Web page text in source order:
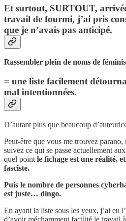
Et surtout, SURTOUT,
travail de fourmi, j’ai pris
que je n’avais pas anticipé.
Rassembler plein de noms de
= une liste facilement
mal intentionnées.
D’autant plus que beaucoup
Peut-être que vous me trouvez
suivez ce qui se passe actuellement
quel point le fichage est une réalité,
fasciste.
Puis le nombre de personnes
est juste… dingo.
En ayant la liste sous les yeux, j’ai eu
d’avoir méchamment facilité le travail